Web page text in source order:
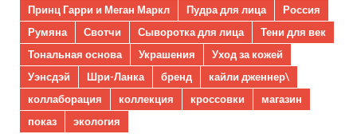
Принц Гарри и Меган Маркл
Пудра для лица
Россия
Румяна
Свотчи Сыворотка для лица
Тени для век
Тональная основа
Украшения
Уход за кожей
Уэнсдэй
Шри-Ланка бренд
кайли дженнер\
коллаборация
коллекция кроссовки
магазин
показ
экология